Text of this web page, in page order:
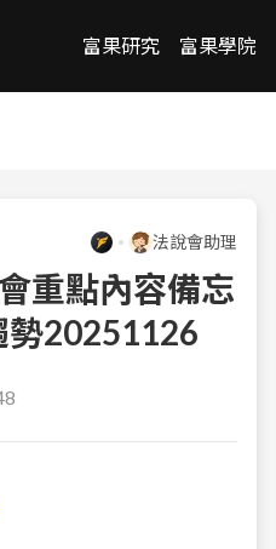
富果研究 富果學院
法說會助理
重點內容備忘
20251126